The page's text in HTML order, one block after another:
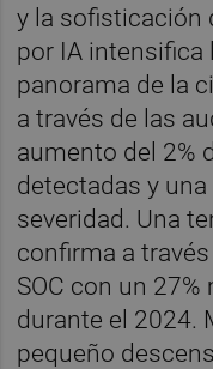
y la sofisticación
por IA intensifica
panorama de la
a través de las
aumento del 2%
detectadas y
severidad. Una
confirma a
SOC con un
durante el 2024.
pequeño